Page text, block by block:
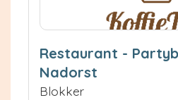
Restaurant -
Nadorst
Blokker